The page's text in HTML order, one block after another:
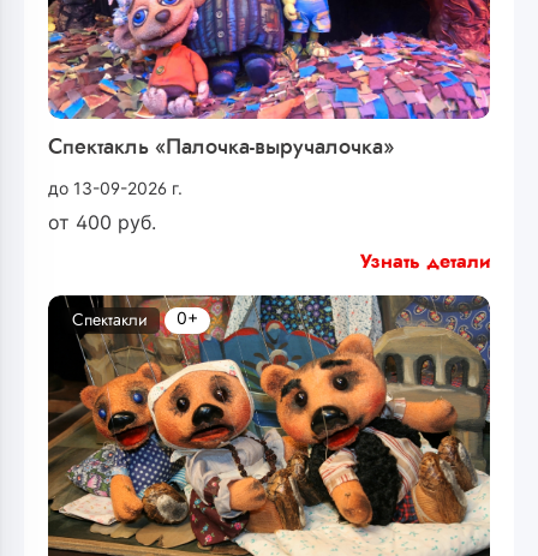
Спектакль «Палочка-выручалочка»
до 13-09-2026 г.
от 400 руб.
Узнать детали
Спектакли 0+